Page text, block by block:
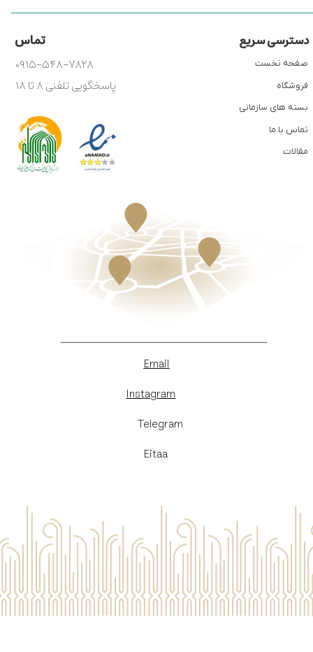
دسترسی سریع تماس
۰۹۱۵-۵۴۸-۷۸۲۸
پاسخگویی تلفنی ۸ تا ۱۸
صفحه نخست
فروشگاه
بسته های سازمانی
تماس با ما
مقالات
Email
Instagram
​Telegram
Eitaa